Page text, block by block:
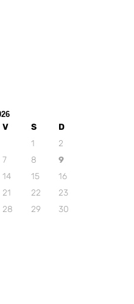
V S
D
1
2
7 8
9
14 15
16
21 22
23
28 29
30